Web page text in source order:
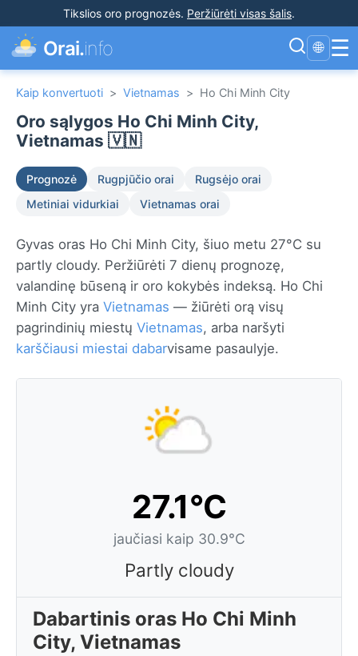
Tikslios oro prognozės. Peržiūrėti visas šalis.
Orai.info 🌐 ☰
Kaip konvertuoti > Vietnamas > Ho Chi Minh City
Oro sąlygos Ho Chi Minh City,
Vietnamas 🇻🇳
Prognozė Rugpjūčio orai
Rugsėjo orai
Metiniai vidurkiai
Vietnamas orai
Gyvas oras Ho Chi Minh City, šiuo metu 27°C su
partly cloudy. Peržiūrėti 7 dienų prognozę,
valandinę būseną ir oro kokybės indeksą. Ho Chi
Minh City yra Vietnamas — žiūrėti orą visų
pagrindinių miestų Vietnamas, arba naršyti
karščiausi miestai dabarvisame pasaulyje.
27.1°C
jaučiasi kaip 30.9°C
Partly cloudy
Dabartinis oras Ho Chi Minh
City, Vietnamas